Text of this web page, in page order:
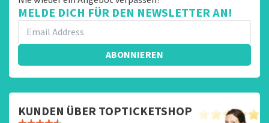
MELDE DICH FÜR DEN NEWSLETTER AN!
ABONNIEREN
KUNDEN ÜBER TOPTICKETSHOP